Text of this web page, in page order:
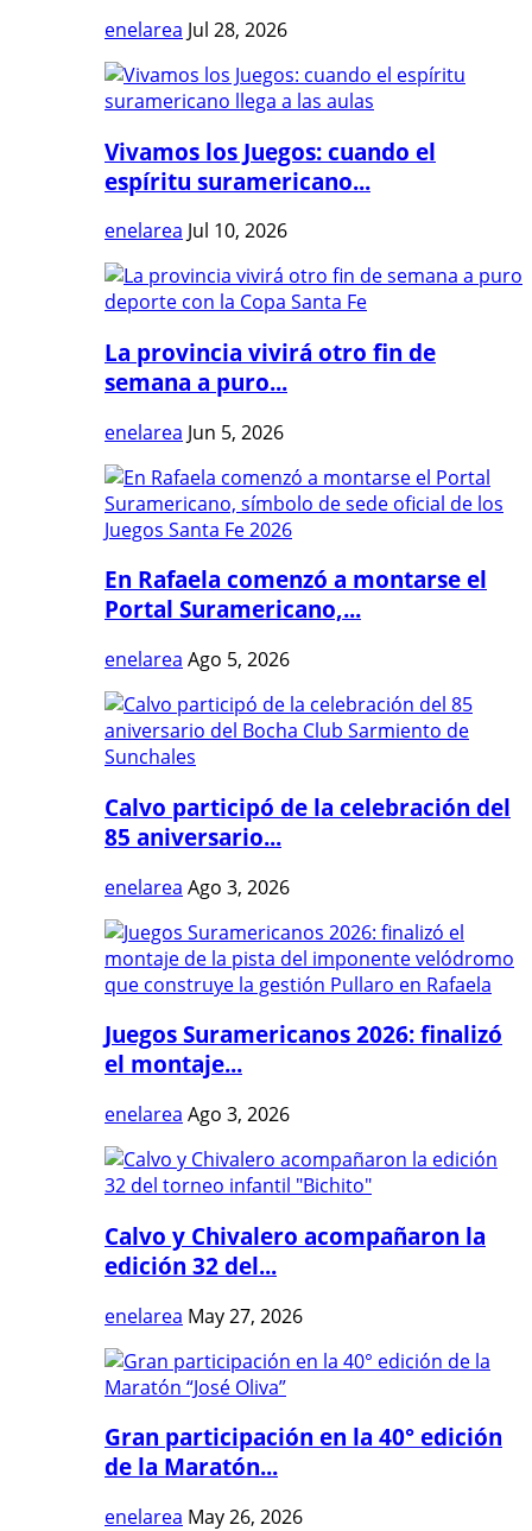
enelarea Jul 28, 2026
Vivamos los Juegos: cuando el
espíritu suramericano...
enelarea Jul 10, 2026
La provincia vivirá otro fin de
semana a puro...
enelarea Jun 5, 2026
En Rafaela comenzó a montarse el
Portal Suramericano,...
enelarea Ago 5, 2026
Calvo participó de la celebración del
85 aniversario...
enelarea Ago 3, 2026
Juegos Suramericanos 2026: finalizó
el montaje...
enelarea Ago 3, 2026
Calvo y Chivalero acompañaron la
edición 32 del...
enelarea May 27, 2026
Gran participación en la 40° edición
de la Maratón...
enelarea May 26, 2026